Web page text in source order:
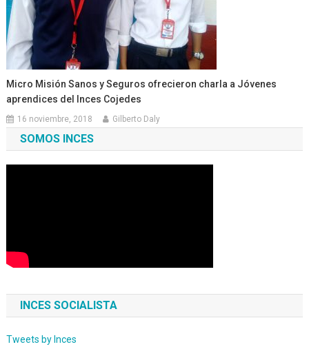
Micro Misión Sanos y Seguros ofrecieron charla a Jóvenes
aprendices del Inces Cojedes
16 noviembre, 2018 Gilberto Daly
SOMOS INCES
INCES SOCIALISTA
Tweets by Inces